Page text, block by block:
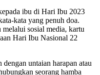
ibu di Hari Ibu 2023
kata yang penuh doa.
sosial media, kartu
Hari Ibu Nasional 22
untaian harapan atau
seorang hamba